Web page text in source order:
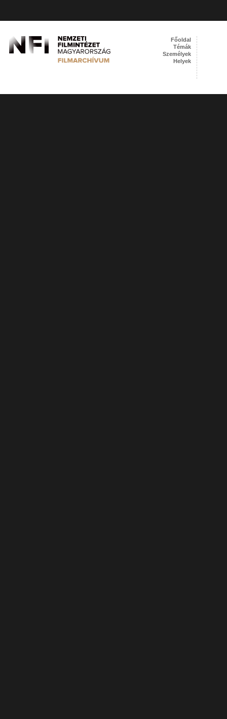
Főoldal
Témák
Személyek
Helyek